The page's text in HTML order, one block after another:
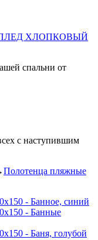
ХЛОПКОВЫЙ
спальни от
с наступившим
Полотенца пляжные